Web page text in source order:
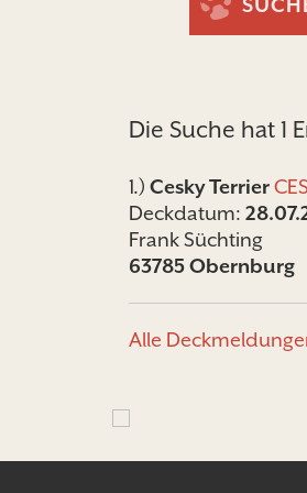
Die Suche hat 1
1.) Cesky Terrier
Deckdatum:
Frank Süchting
63785 Obernburg
Alle